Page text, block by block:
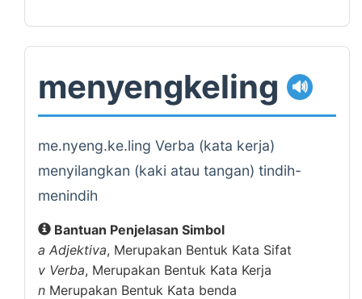
menyengkeling 🔊
me.nyeng.ke.ling Verba (kata kerja)
menyilangkan (kaki atau tangan) tindih-
menindih
Bantuan Penjelasan Simbol
a Adjektiva, Merupakan Bentuk Kata Sifat
v Verba, Merupakan Bentuk Kata Kerja
n Merupakan Bentuk Kata benda